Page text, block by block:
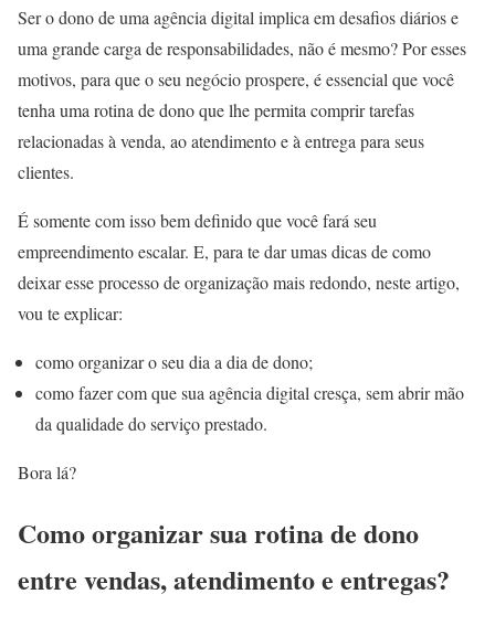
Ser o dono de uma agência digital implica em desafios diários e
uma grande carga de responsabilidades, não é mesmo? Por esses
motivos, para que o seu negócio prospere, é essencial que você
tenha uma rotina de dono que lhe permita comprir tarefas
relacionadas à venda, ao atendimento e à entrega para seus
clientes.
É somente com isso bem definido que você fará seu
empreendimento escalar. E, para te dar umas dicas de como
deixar esse processo de organização mais redondo, neste artigo,
vou te explicar:
como organizar o seu dia a dia de dono;
como fazer com que sua agência digital cresça, sem abrir mão
da qualidade do serviço prestado.
Bora lá?
Como organizar sua rotina de dono
entre vendas, atendimento e entregas?